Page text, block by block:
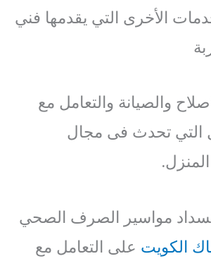
الأخرى التي يقدمها فني
والصيانة والتعامل مع
التي تحدث فى مجال
مواسير الصرف الصحي
الكويت على التعامل مع